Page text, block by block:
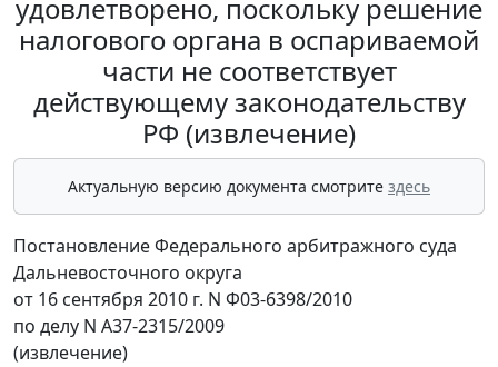
удовлетворено, поскольку решение
налогового органа в оспариваемой
части не соответствует
действующему законодательству
РФ (извлечение)
Актуальную версию документа смотрите здесь
Постановление Федерального арбитражного суда
Дальневосточного округа
от 16 сентября 2010 г. N Ф03-6398/2010
по делу N А37-2315/2009
(извлечение)